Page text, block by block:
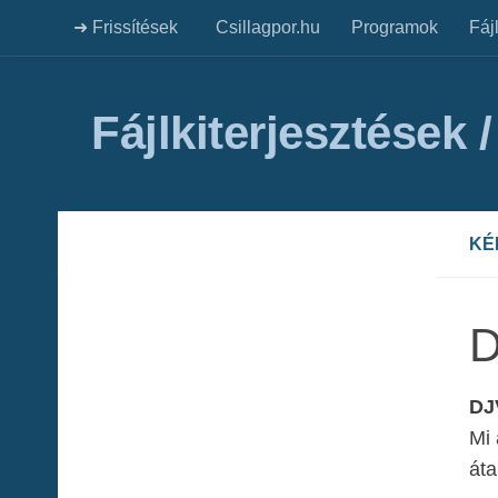
➜ Frissítések Csillagpor.hu Programok
Fájlkiterjesztések
Mi